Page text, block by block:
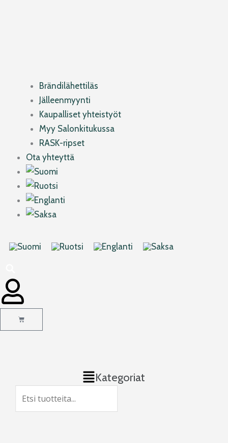
Brändilähettiläs
Jälleenmyynti
Kaupalliset yhteistyöt
Myy Salonkitukussa
RASK-ripset
Ota yhteyttä
Cart
Main
Kategoriat